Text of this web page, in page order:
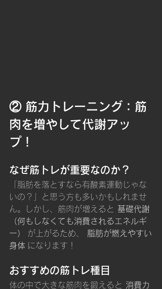
② 筋力トレーニング：筋
肉を増やして代謝アッ
プ！
なぜ筋トレが重要なのか？
「脂肪を落とすなら有酸素運動じゃな
いの？」と思う方も多いかもしれませ
ん。しかし、筋肉が増えると 基礎代謝
（何もしなくても消費されるエネルギ
ー）
が上がるため、 脂肪が燃えやすい
身体 になります！
おすすめの筋トレ種目
体の中で大きな筋肉を鍛えると 消費カ